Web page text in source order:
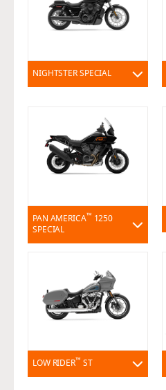
NIGHTSTER SPECIAL
PAN AMERICA™ 1250
SPECIAL
LOW RIDER™ ST